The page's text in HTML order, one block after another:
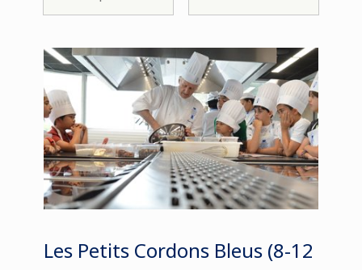
Les Petits Cordons Bleus (8-12